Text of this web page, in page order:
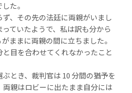
た。
、その先の法廷に両親がいまし
ていたようで、私は訳も分から
ままに両親の間に立ちました。
目を合わせてくれなかったこと
とき、裁判官は 10 分間の猶予を
両親はロビーに出たまま自分には